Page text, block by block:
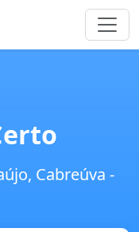
Cabreúva -